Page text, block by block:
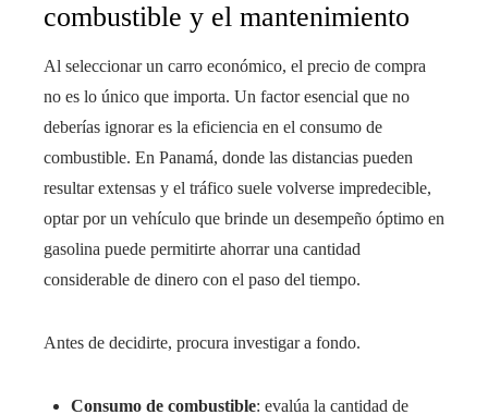
combustible y el mantenimiento
Al seleccionar un carro económico, el precio de compra
no es lo único que importa. Un factor esencial que no
deberías ignorar es la eficiencia en el consumo de
combustible. En Panamá, donde las distancias pueden
resultar extensas y el tráfico suele volverse impredecible,
optar por un vehículo que brinde un desempeño óptimo en
gasolina puede permitirte ahorrar una cantidad
considerable de dinero con el paso del tiempo.
Antes de decidirte, procura investigar a fondo.
Consumo de combustible: evalúa la cantidad de